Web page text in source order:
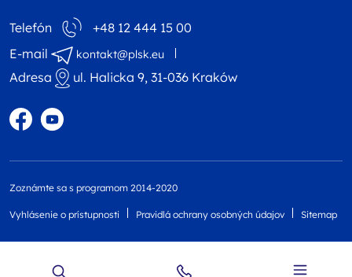
Telefón
+48 12 444 15 00
E-mail
kontakt@plsk.eu
Adresa ul. Halicka 9, 31-036 Kraków
Profil na Facebooku
Profil na YouTube
Zoznámte sa s programom 2014-2020
Vyhlásenie o prístupnosti Pravidlá ochrany osobných údajov Sitemap